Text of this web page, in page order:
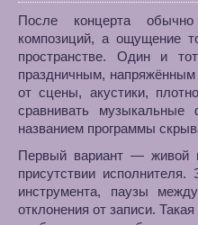
После концерта
композиций, а ощущение
пространстве. Один и
праздничным, напряжённым
от сцены, акустики,
сравнивать
названием программы
Первый вариант — живой
присутствии
инструмента, паузы
отклонения от записи.